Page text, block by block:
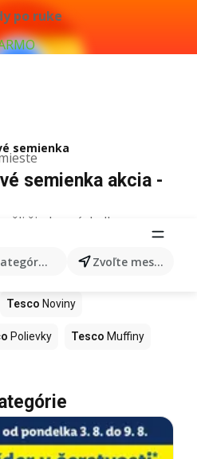
po ruke
produkty... Zvoľte mesto
semienka
semienka akcia -
žiadne výsledky.
obchodoch Tesco
Tesco Noviny
Polievky Tesco Muffiny